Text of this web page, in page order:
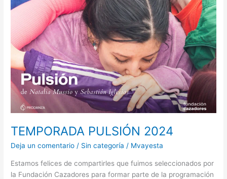
TEMPORADA PULSIÓN 2024
Deja un comentario / Sin categoría / Mvayesta
Estamos felices de compartirles que fuimos seleccionados por
la Fundación Cazadores para formar parte de la programación